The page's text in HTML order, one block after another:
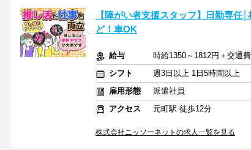
【障がい者支援スタッフ】日勤専任
ど！車OK
給与
時給1350～1812円＋交通
シフト
週3日以上 1日5時間以上
雇用形態
派遣社員
アクセス
元町駅 徒歩12分
株式会社ニッソーネットの求人一覧を見る